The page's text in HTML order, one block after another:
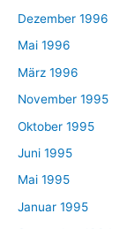
Dezember 1996
Mai 1996
März 1996
November 1995
Oktober 1995
Juni 1995
Mai 1995
Januar 1995